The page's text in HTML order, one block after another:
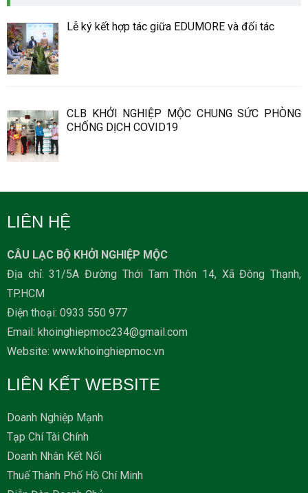
Lễ ký kết hợp tác giữa EDUMORE và đối tác
CLB KHỞI NGHIỆP MỘC CHUNG SỨC PHÒNG
CHỐNG DỊCH COVID19
LIÊN HỆ
CÂU LẠC BỘ KHỞI NGHIỆP MỘC
Địa chỉ: 31/5A Đường Thới Tam Thôn 14, Xã Đông Thạnh,
TP.HCM
Ðiện thoại: 0933 550 977
Email: khoinghiepmoc234@gmail.com
Website: www.khoinghiepmoc.vn
LIÊN KẾT WEBSITE
Doanh Nghiệp Mạnh
Tạp Chí Tài Chính
Doanh Nhân Kết Nối
Thuế Thành Phố Hồ Chí Minh